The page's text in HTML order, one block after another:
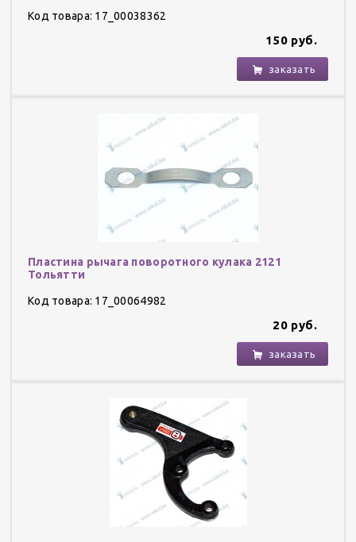
Код товара: 17_00038362
150 руб.
заказать
Пластина рычага поворотного кулака 2121
Тольятти
Код товара: 17_00064982
20 руб.
заказать